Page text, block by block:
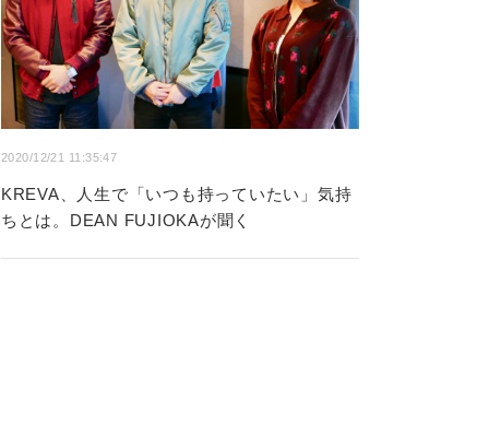
2020/12/21 11:35:47
KREVA、人生で「いつも持っていたい」気持
ちとは。DEAN FUJIOKAが聞く